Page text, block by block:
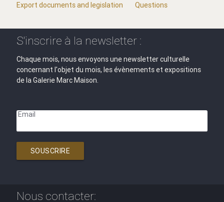
Export documents and legislation
Questions
S'inscrire à la newsletter :
Chaque mois, nous envoyons une newsletter culturelle
concernant l'objet du mois, les évènements et expositions
de la Galerie Marc Maison.
Email
SOUSCRIRE
Nous contacter: